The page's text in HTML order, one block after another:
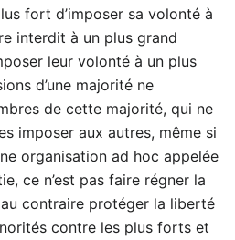
fort d’imposer sa volonté à
interdit à un plus grand
leur volonté à un plus
d’une majorité ne
de cette majorité, qui ne
imposer aux autres, même si
organisation ad hoc appelée
ce n’est pas faire régner la
contraire protéger la liberté
contre les plus forts et